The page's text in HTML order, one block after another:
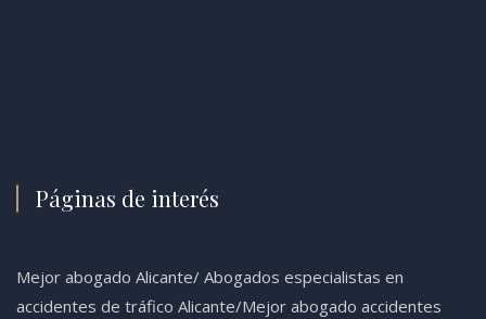
Páginas de interés
Mejor abogado Alicante/ Abogados especialistas en
accidentes de tráfico Alicante/Mejor abogado accidentes